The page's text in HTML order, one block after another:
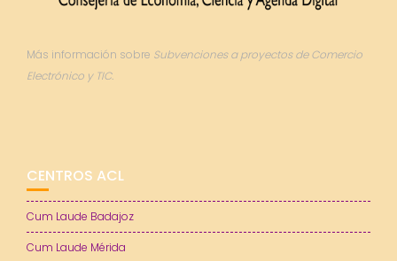
Más información sobre Subvenciones a proyectos de Comercio
Electrónico y TIC.
CENTROS ACL
Cum Laude Badajoz
Cum Laude Mérida